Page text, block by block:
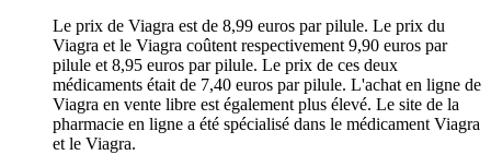
Le prix de Viagra est de 8,99 euros par pilule. Le prix du
Viagra et le Viagra coûtent respectivement 9,90 euros par
pilule et 8,95 euros par pilule. Le prix de ces deux
médicaments était de 7,40 euros par pilule. L'achat en ligne de
Viagra en vente libre est également plus élevé. Le site de la
pharmacie en ligne a été spécialisé dans le médicament Viagra
et le Viagra.